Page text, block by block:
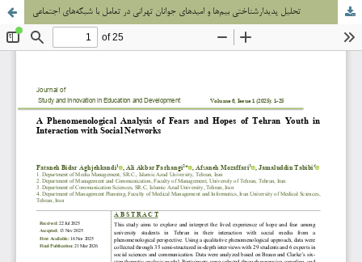
تحلیل پدیدارشناختی بیم‌ها و امیدهای جوانان تهرانی در تعامل با شبکه‌های اجتماعی